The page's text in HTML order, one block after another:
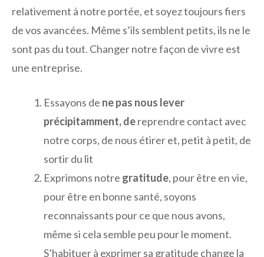
relativement à notre portée, et soyez toujours fiers
de vos avancées. Même s’ils semblent petits, ils ne le
sont pas du tout. Changer notre façon de vivre est
une entreprise.
Essayons de ne pas nous lever
précipitamment, dereprendre contact avec
notre corps, de nous étirer et, petit à petit, de
sortir du lit
Exprimons notre gratitude, pour être en vie,
pour être en bonne santé, soyons
reconnaissants pour ce que nous avons,
même si cela semble peu pour le moment.
S’habituer à exprimer sa gratitude change la